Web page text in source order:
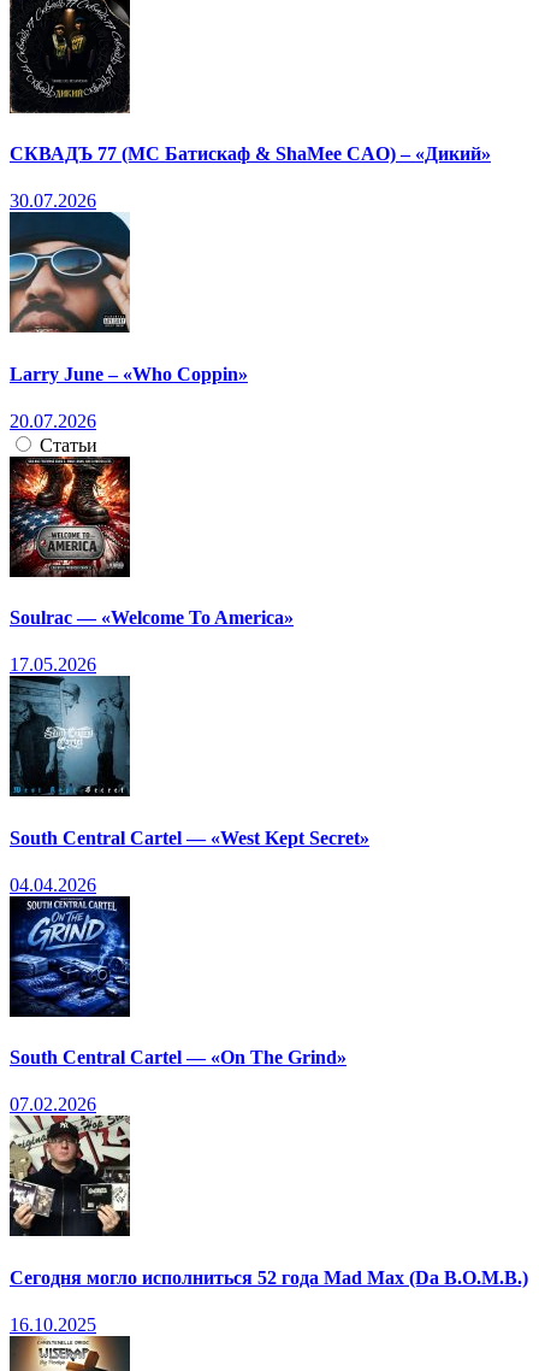
СКВАДЪ 77 (МС Батискаф & ShaMee CAO) – «Дикий»
30.07.2026
Larry June – «Who Coppin»
20.07.2026
Статьи
Soulrac — «Welcome To America»
17.05.2026
South Central Cartel — «West Kept Secret»
04.04.2026
South Central Cartel — «On The Grind»
07.02.2026
Сегодня могло исполниться 52 года Mad Max (Da B.O.M.B.)
16.10.2025